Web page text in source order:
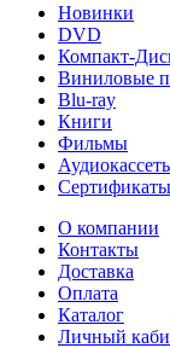
Новинки
DVD
Компакт-
Виниловые
Blu-ray
Книги
Фильмы
Сертификаты
О компании
Контакты
Доставка
Оплата
Каталог
Личный